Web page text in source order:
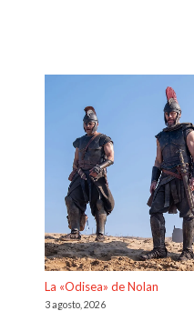
La «Odisea» de Nolan
3 agosto, 2026